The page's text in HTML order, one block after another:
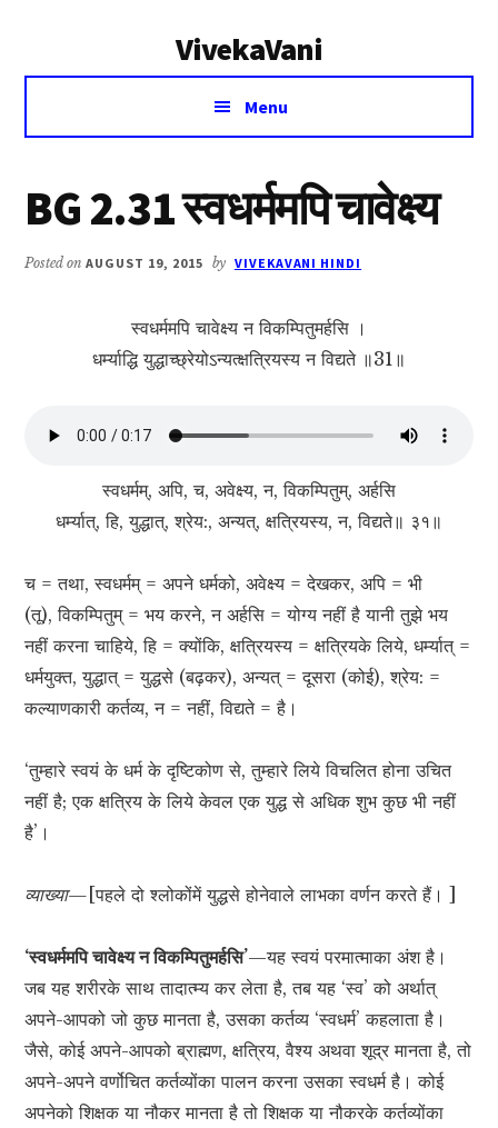
VivekaVani
Voice
Vivekananda
Menu
BG 2.31 स्वधर्ममपि चावेक्ष्य
Posted onAUGUST 19, 2015 by VIVEKAVANI HINDI
स्वधर्ममपि चावेक्ष्य न विकम्पितुमर्हसि ।
धर्म्याद्धि युद्धाच्छ्रेयोऽन्यत्क्षत्रियस्य न विद्यते ॥31॥
स्वधर्मम्, अपि, च, अवेक्ष्य, न, विकम्पितुम्, अर्हसि
धर्म्यात्, हि, युद्धात्, श्रेय:, अन्यत्, क्षत्रियस्य, न, विद्यते॥ ३१॥
च = तथा, स्वधर्मम् = अपने धर्मको, अवेक्ष्य = देखकर, अपि = भी
(तू), विकम्पितुम् = भय करने, न अर्हसि = योग्य नहीं है यानी तुझे भय
नहीं करना चाहिये, हि = क्योंकि, क्षत्रियस्य = क्षत्रियके लिये, धर्म्यात् =
धर्मयुक्त, युद्धात् = युद्धसे (बढ़कर), अन्यत् = दूसरा (कोई), श्रेय: =
कल्याणकारी कर्तव्य, न = नहीं, विद्यते = है।
‘तुम्हारे स्वयं के धर्म के दृष्टिकोण से, तुम्हारे लिये विचलित होना उचित
नहीं है; एक क्षत्रिय के लिये केवल एक युद्ध से अधिक शुभ कुछ भी नहीं
है’।
व्याख्या— [पहले दो श्लोकोंमें युद्धसे होनेवाले लाभका वर्णन करते हैं। ]
‘स्वधर्ममपि चावेक्ष्य न विकम्पितुमर्हसि’—यह स्वयं परमात्माका अंश है।
जब यह शरीरके साथ तादात्म्य कर लेता है, तब यह ‘स्व’ को अर्थात्
अपने-आपको जो कुछ मानता है, उसका कर्तव्य ‘स्वधर्म’ कहलाता है।
जैसे, कोई अपने-आपको ब्राह्मण, क्षत्रिय, वैश्य अथवा शूद्र मानता है, तो
अपने-अपने वर्णोचित कर्तव्योंका पालन करना उसका स्वधर्म है। कोई
अपनेको शिक्षक या नौकर मानता है तो शिक्षक या नौकरके कर्तव्योंका